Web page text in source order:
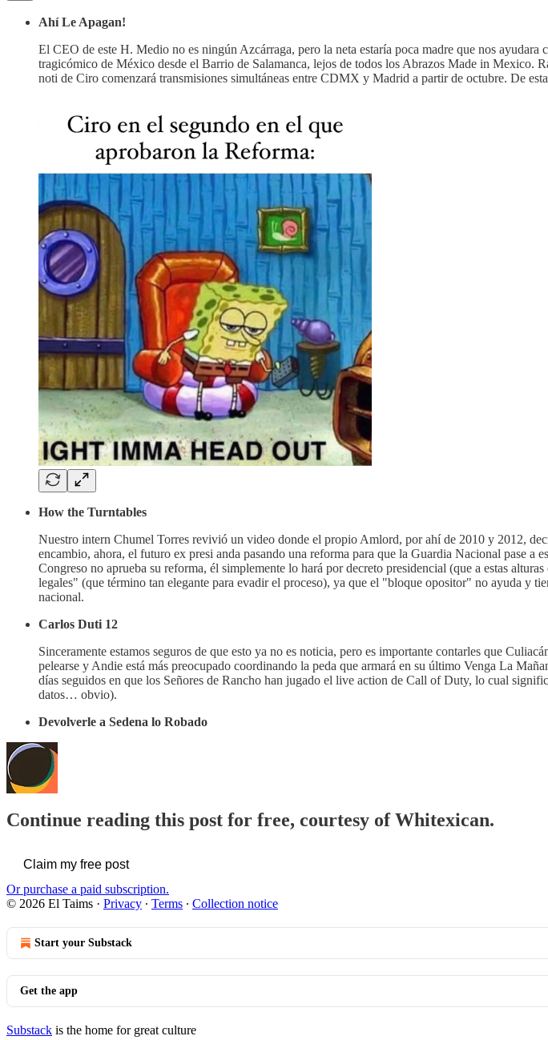
Ahí Le Apagan!
El CEO de este H. Medio no es ningún Azcárraga, pero la neta estaría poca madre que nos
tragicómico de México desde el Barrio de Salamanca, lejos de todos los Abrazos Made in Mexico.
noti de Ciro comenzará transmisiones simultáneas entre CDMX y Madrid a partir de octubre. De
How the Turntables
Nuestro intern Chumel Torres revivió un video donde el propio Amlord, por ahí de 2010 y 2012,
encambio, ahora, el futuro ex presi anda pasando una reforma para que la Guardia Nacional pase
Congreso no aprueba su reforma, él simplemente lo hará por decreto presidencial (que a estas
legales" (que término tan elegante para evadir el proceso), ya que el "bloque opositor" no ayuda y
nacional.
Carlos Duti 12
Sinceramente estamos seguros de que esto ya no es noticia, pero es importante contarles que
pelearse y Andie está más preocupado coordinando la peda que armará en su último Venga La
días seguidos en que los Señores de Rancho han jugado el live action de Call of Duty, lo cual
datos… obvio).
Devolverle a Sedena lo Robado
Continue reading this post for free, courtesy of Whitexican.
Claim my free post
Or purchase a paid subscription.
© 2026 El Taims · Privacy ∙ Terms ∙ Collection notice
Start your Substack
Get the app
Substack is the home for great culture